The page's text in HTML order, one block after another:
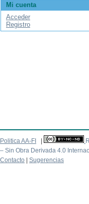
Mi cuenta
Acceder
Registro
Politica AA-FI
– Sin Obra Derivada 4.0
Contacto
Sugerencias